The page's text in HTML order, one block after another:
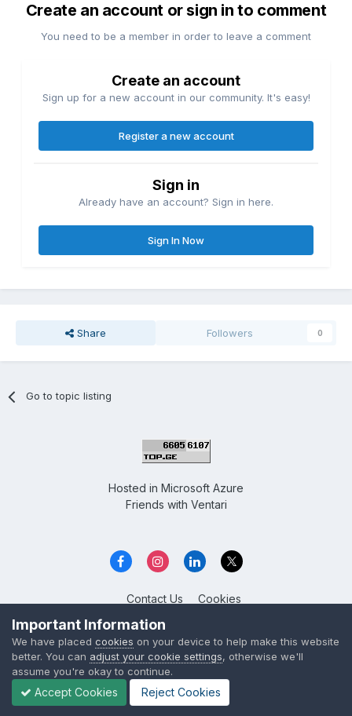
Create an account or sign in to comment
You need to be a member in order to leave a comment
Create an account
Sign up for a new account in our community. It's easy!
Register a new account
Sign in
Already have an account? Sign in here.
Sign In Now
Share Followers 0
Go to topic listing
Hosted in Microsoft Azure
Friends with Ventari
Contact Us Cookies
Overclockers GE
Powered by Invision Community
Important Information
We have placed cookies on your device to help make this website
better. You can adjust your cookie settings, otherwise we'll
assume you're okay to continue.
Accept Cookies Reject Cookies